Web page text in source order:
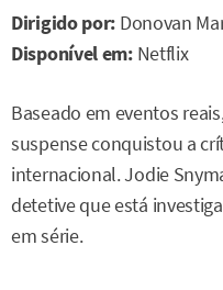
Dirigido por: Donovan
Disponível em: Netflix
Baseado em eventos
suspense conquistou a
internacional. Jodie
detetive que está
em série.